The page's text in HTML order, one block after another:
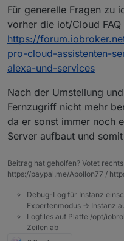
Für generelle Fragen zu
vorher die iot/Cloud FAQ
https://
pro-cloud-assistenten-
alexa-und-services
Nach der Umstellung
Fernzugriff nicht mehr
da er sonst immer noch
Server aufbaut und
Beitrag hat geholfen? Votet
https://paypal.me/Apollon77 /
Debug-Log für Instanz
Expertenmodus -> Instanz
Logfiles auf Platte /opt/
Zeilen ab